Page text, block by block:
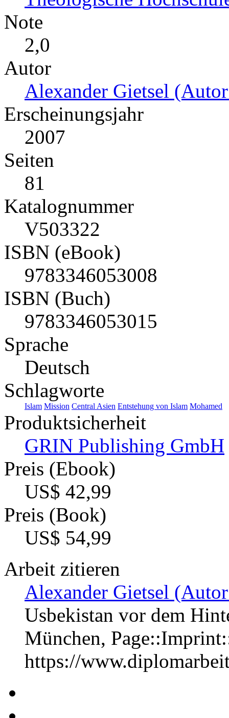
Note
2,0
Autor
Alexander Gietsel
Erscheinungsjahr
2007
Seiten
81
Katalognummer
V503322
ISBN (eBook)
9783346053008
ISBN (Buch)
9783346053015
Sprache
Deutsch
Schlagworte
Islam Mission Central Asien Entstehung von Islam Mohamed
Produktsicherheit
GRIN Publishing GmbH
Preis (Ebook)
US$ 42,99
Preis (Book)
US$ 54,99
Arbeit zitieren
Alexander Gietsel
Usbekistan vor dem
München,
https://